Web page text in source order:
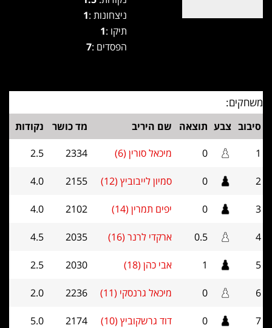
ניצחונות :1
תיקו :1
הפסדים :7
משחקים:
סיבוב צבע תוצאה שם היריב מד כושר
נקודות
1
0 מיכאל סורין (6) 2334
2.5
2
0 סמיון לייבוביץ (12) 2155
4.0
3
0 יפים תמרין (14) 2102
4.0
4
0.5 ארקדי לרנר (16) 2035
4.5
5
1 אבי כהן (18) 2030
2.5
6
0 מיכאל גרנסקי (11) 2236
2.0
7
0 דוד גרשקוביץ (10) 2174
5.0